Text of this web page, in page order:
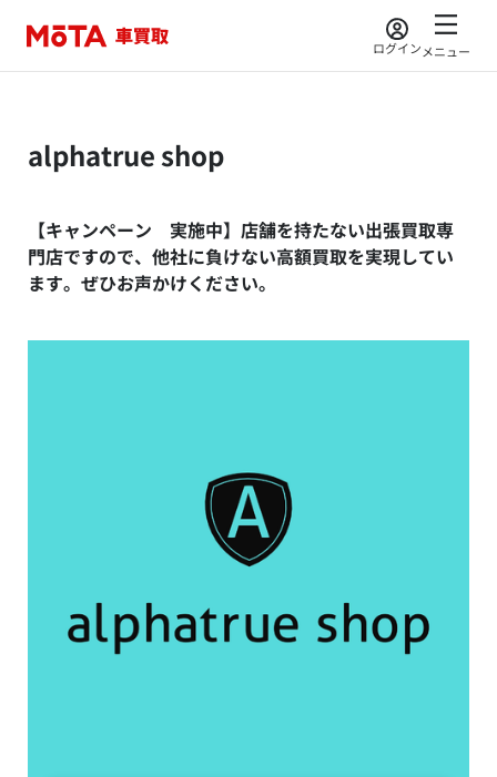
ログインメニュー
alphatrue shop
【キャンペーン 実施中】店舗を持たない出張買取専
門店ですので、他社に負けない高額買取を実現してい
ます。ぜひお声かけください。